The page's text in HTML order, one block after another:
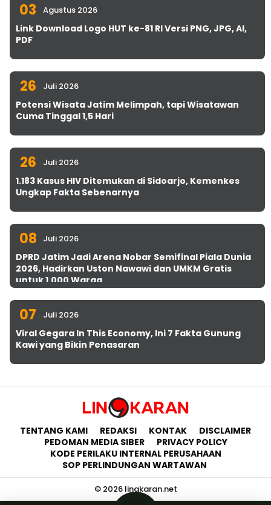
03 Agustus 2026
Link Download Logo HUT ke-81 RI Versi PNG, JPG, AI,
PDF
26 Juli 2026
Potensi Wisata Jatim Melimpah, tapi Wisatawan
Cuma Tinggal 1,5 Hari
26 Juli 2026
1.183 Kasus HIV Ditemukan di Sidoarjo, Kemenkes
Ungkap Fakta Sebenarnya
08 Juli 2026
DPRD Jatim Jadi Arena Nobar Semifinal Piala Dunia
2026, Hadirkan Uston Nawawi dan UMKM Gratis
untuk 1.000 Warga
07 Juli 2026
Viral Gegara In This Economy, Ini 7 Fakta Gunung
Kawi yang Bikin Penasaran
TENTANG KAMI REDAKSI KONTAK
DISCLAIMER
PEDOMAN MEDIA SIBER
PRIVACY POLICY
KODE PERILAKU INTERNAL PERUSAHAAN
SOP PERLINDUNGAN WARTAWAN
© 2026 lingkaran.net